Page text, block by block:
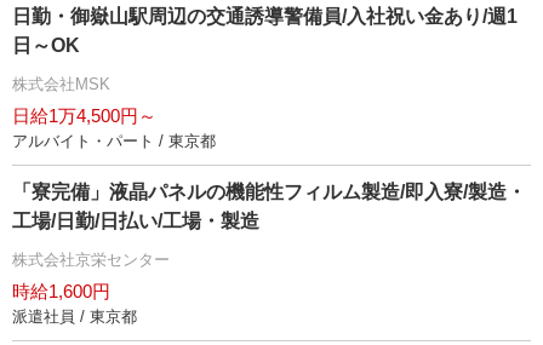
日勤・御嶽山駅周辺の交通誘導警備員/入社祝い金あり/週1
日～OK
株式会社MSK
日給1万4,500円～
アルバイト・パート / 東京都
「寮完備」液晶パネルの機能性フィルム製造/即入寮/製造・
工場/日勤/日払い/工場・製造
株式会社京栄センター
時給1,600円
派遣社員 / 東京都